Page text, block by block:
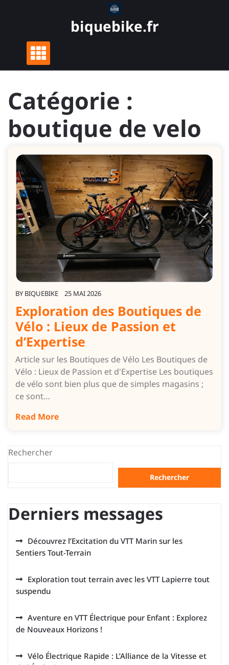
biquebike.fr
Catégorie :
boutique de velo
BY BIQUEBIKE 25 MAI 2026
Exploration des Boutiques de
Vélo : Lieux de Passion et
d’Expertise
Article sur les Boutiques de Vélo Les Boutiques de
Vélo : Lieux de Passion et d'Expertise Les boutiques
de vélo sont bien plus que de simples magasins ;
ce sont…
Read More
Rechercher
Rechercher
Derniers messages
Découvrez l’Excitation du VTT Marin sur les
Sentiers Tout-Terrain
Exploration tout terrain avec les VTT Lapierre tout
suspendu
Aventure en VTT Électrique pour Enfant : Explorez
de Nouveaux Horizons !
Vélo Électrique Rapide : L’Alliance de la Vitesse et